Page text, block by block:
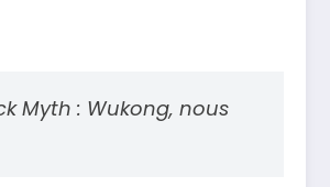
Myth : Wukong, nous